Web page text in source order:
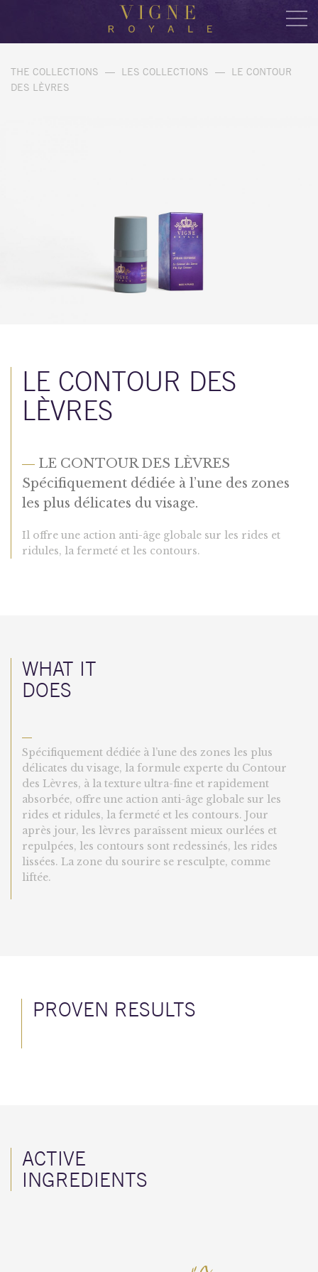
THE COLLECTIONS — LES COLLECTIONS —
LE CONTOUR
DES LÈVRES
LE CONTOUR DES
LÈVRES
— LE CONTOUR DES LÈVRES
Spécifiquement dédiée à l’une des zones
les plus délicates du visage.
Il offre une action anti-âge globale sur les rides et
ridules, la fermeté et les contours.
WHAT IT
DOES
—
Spécifiquement dédiée à l’une des zones les plus
délicates du visage, la formule experte du Contour
des Lèvres, à la texture ultra-fine et rapidement
absorbée, offre une action anti-âge globale sur les
rides et ridules, la fermeté et les contours. Jour
après jour, les lèvres paraîssent mieux ourlées et
repulpées, les contours sont redessinés, les rides
lissées. La zone du sourire se resculpte, comme
liftée.
PROVEN RESULTS
ACTIVE
INGREDIENTS